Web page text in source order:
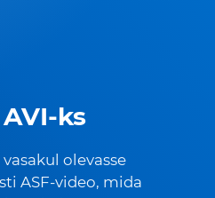
ks
vasakul olevasse
ASF-video, mida